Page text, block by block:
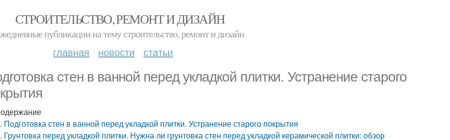
СТРОИТЕЛЬСТВО, РЕМОНТ И ДИЗАЙН
публикации на тему строительство, ремонт и дизайн
главная новости статьи
стен в ванной перед укладкой плитки. Устранение старого
Подготовка стен в ванной перед укладкой плитки. Устранение старого покрытия
Грунтовка перед укладкой плитки. Нужна ли грунтовка стен перед укладкой керамической плитки: обзор